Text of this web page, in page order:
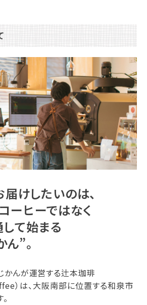
けしたいのは、
ーヒーではなく
て始まる
”。
かんが運営する辻本珈琲
）は、大阪南部に位置する和泉市